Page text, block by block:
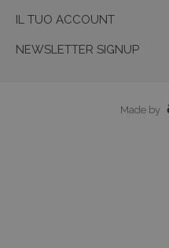
IL TUO ACCOUNT
NEWSLETTER SIGNUP
Made by